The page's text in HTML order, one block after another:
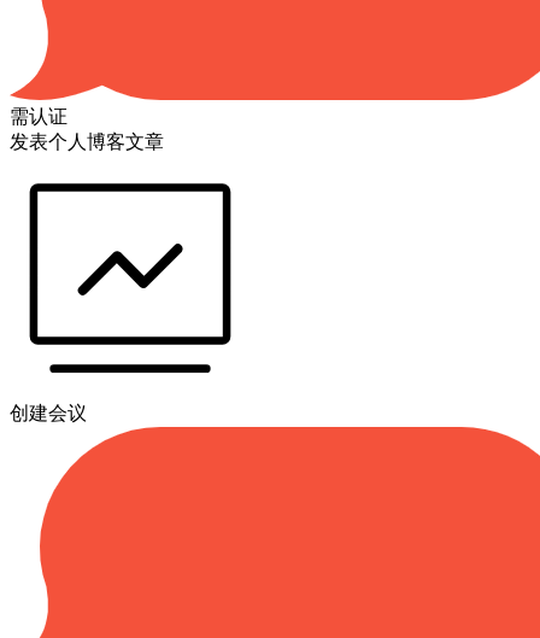
需认证
发表个人博客文章
创建会议